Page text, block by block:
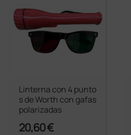
Linterna con 4 punto
s de Worth con gafas
polarizadas
20,60 €